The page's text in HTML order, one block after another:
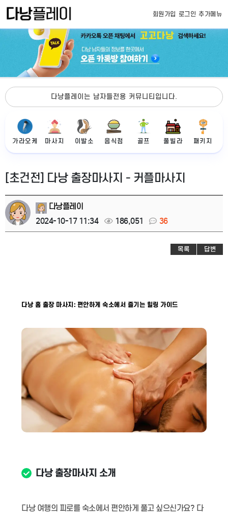
회원가입 로그인 추가메뉴
다낭플레이는 남자들전용 커뮤니티입니다.
가라오케 마사지 이발소 음식점 골프 풀빌라 패키지
[초건전] 다낭 출장마사지 - 커플마사지
다낭플레이
2024-10-17 11:34
186,051 36
목록 답변
다낭 홈 출장 마사지: 편안하게 숙소에서 즐기는 힐링 가이드
다낭 출장마사지 소개
다낭 여행의 피로를 숙소에서 편안하게 풀고 싶으신가요? 다